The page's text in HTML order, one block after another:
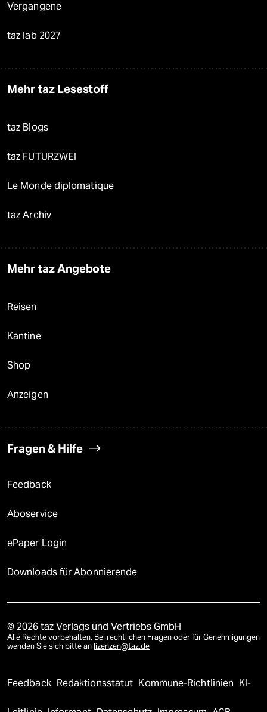
Vergangene
taz lab 2027
Mehr taz Lesestoff
taz Blogs
taz FUTURZWEI
Le Monde diplomatique
taz Archiv
Mehr taz Angebote
Reisen
Kantine
Shop
Anzeigen
Fragen & Hilfe
Feedback
Aboservice
ePaper Login
Downloads für Abonnierende
© 2026 taz Verlags und Vertriebs GmbH
Alle Rechte vorbehalten. Bei rechtlichen Fragen oder für Genehmigungen
wenden Sie sich bitte an lizenzen@taz.de
Feedback Redaktionsstatut Kommune-Richtlinien KI-